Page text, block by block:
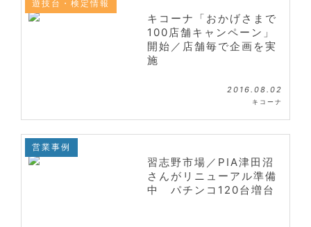
遊技台・検定情報
キコーナ「おかげさまで
100店舗キャンペーン」
開始／店舗毎で企画を実
施
2016.08.02
キコーナ
営業事例
習志野市場／PIA津田沼
さんがリニューアル準備
中 パチンコ120台増台